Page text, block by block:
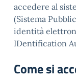
accedere al
(Sistema
identità
IDentification
Come si